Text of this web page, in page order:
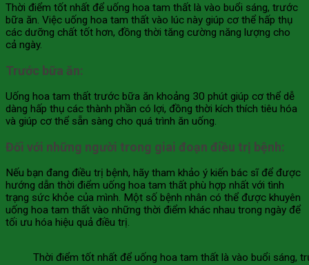
Thời điểm tốt nhất để uống hoa tam thất là vào buổi sáng, trước
bữa ăn. Việc uống hoa tam thất vào lúc này giúp cơ thể hấp thụ
các dưỡng chất tốt hơn, đồng thời tăng cường năng lượng cho
cả ngày.
Trước bữa ăn:
Uống hoa tam thất trước bữa ăn khoảng 30 phút giúp cơ thể dễ
dàng hấp thụ các thành phần có lợi, đồng thời kích thích tiêu hóa
và giúp cơ thể sẵn sàng cho quá trình ăn uống.
Đối với những người trong giai đoạn điều trị bệnh:
Nếu bạn đang điều trị bệnh, hãy tham khảo ý kiến bác sĩ để được
hướng dẫn thời điểm uống hoa tam thất phù hợp nhất với tình
trạng sức khỏe của mình. Một số bệnh nhân có thể được khuyên
uống hoa tam thất vào những thời điểm khác nhau trong ngày để
tối ưu hóa hiệu quả điều trị.
Thời điểm tốt nhất để uống hoa tam thất là vào buổi sáng,